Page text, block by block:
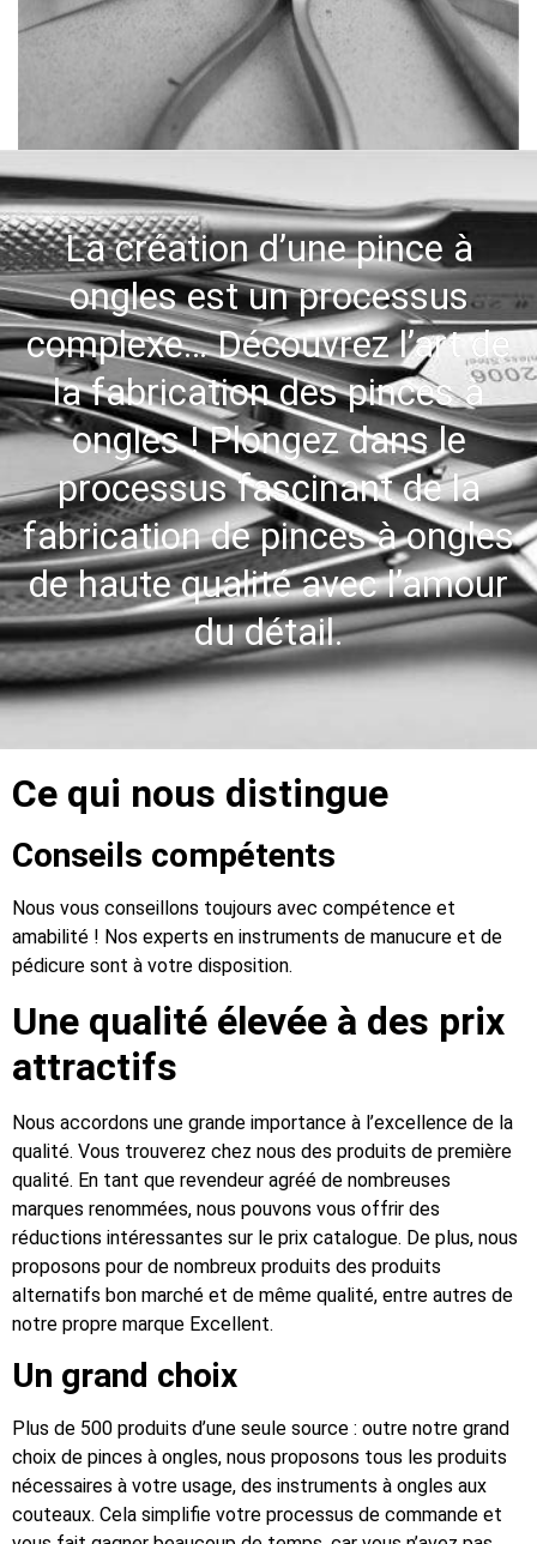
La création d’une pince à
ongles est un processus
complexe… Découvrez l’art de
la fabrication des pinces à
ongles ! Plongez dans le
processus fascinant de la
fabrication de pinces à ongles
de haute qualité avec l’amour
du détail.
Ce qui nous distingue
Conseils compétents
Nous vous conseillons toujours avec compétence et
amabilité ! Nos experts en instruments de manucure et de
pédicure sont à votre disposition.
Une qualité élevée à des prix
attractifs
Nous accordons une grande importance à l’excellence de la
qualité. Vous trouverez chez nous des produits de première
qualité. En tant que revendeur agréé de nombreuses
marques renommées, nous pouvons vous offrir des
réductions intéressantes sur le prix catalogue. De plus, nous
proposons pour de nombreux produits des produits
alternatifs bon marché et de même qualité, entre autres de
notre propre marque Excellent.
Un grand choix
Plus de 500 produits d’une seule source : outre notre grand
choix de pinces à ongles, nous proposons tous les produits
nécessaires à votre usage, des instruments à ongles aux
couteaux. Cela simplifie votre processus de commande et